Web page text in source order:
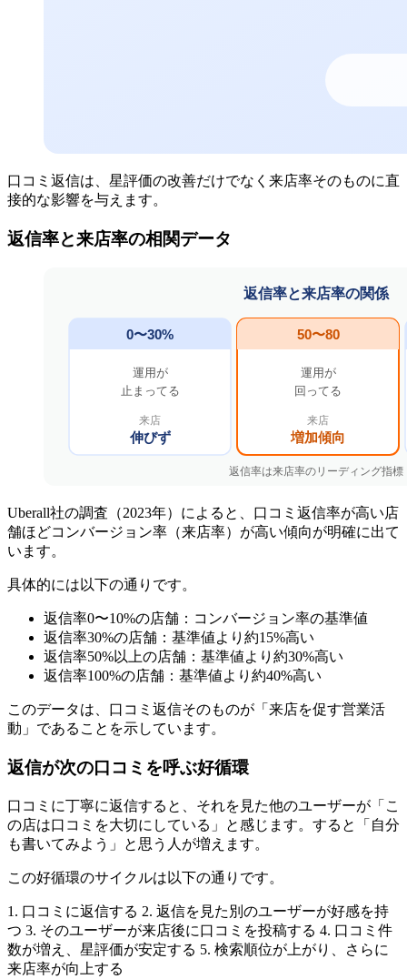
口コミ返信は、星評価の改善だけでなく来店率そのものに直
接的な影響を与えます。
返信率と来店率の相関データ
Uberall社の調査（2023年）によると、口コミ返信率が高い店
舗ほどコンバージョン率（来店率）が高い傾向が明確に出て
います。
具体的には以下の通りです。
返信率0〜10%の店舗：コンバージョン率の基準値
返信率30%の店舗：基準値より約15%高い
返信率50%以上の店舗：基準値より約30%高い
返信率100%の店舗：基準値より約40%高い
このデータは、口コミ返信そのものが「来店を促す営業活
動」であることを示しています。
返信が次の口コミを呼ぶ好循環
口コミに丁寧に返信すると、それを見た他のユーザーが「こ
の店は口コミを大切にしている」と感じます。すると「自分
も書いてみよう」と思う人が増えます。
この好循環のサイクルは以下の通りです。
1. 口コミに返信する 2. 返信を見た別のユーザーが好感を持
つ 3. そのユーザーが来店後に口コミを投稿する 4. 口コミ件
数が増え、星評価が安定する 5. 検索順位が上がり、さらに
来店率が向上する